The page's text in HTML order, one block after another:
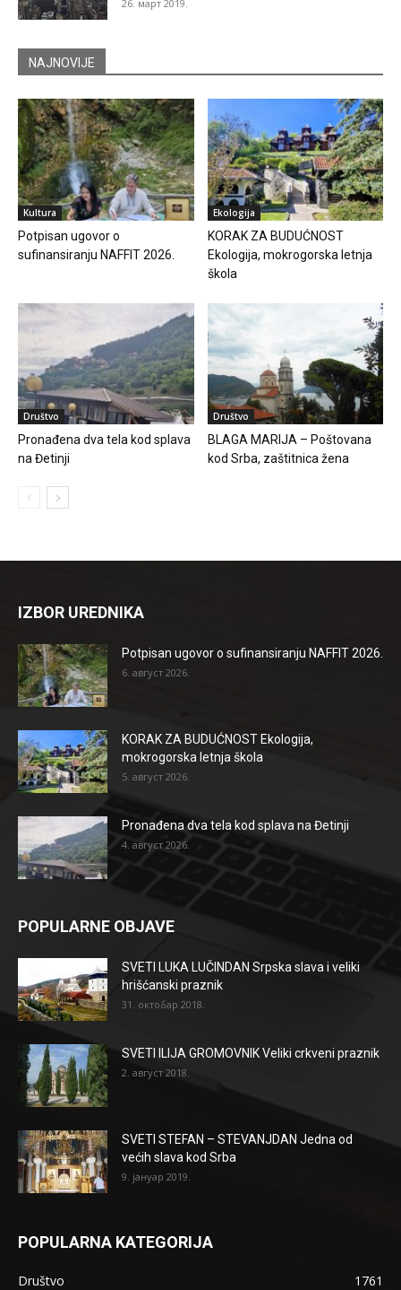
26. март 2019.
NAJNOVIJE
Kultura
Potpisan ugovor o
sufinansiranju NAFFIT 2026.
Ekologija
KORAK ZA BUDUĆNOST
Ekologija, mokrogorska letnja
škola
Društvo
Pronađena dva tela kod splava
na Đetinji
Društvo
BLAGA MARIJA – Poštovana
kod Srba, zaštitnica žena
IZBOR UREDNIKA
Potpisan ugovor o sufinansiranju NAFFIT 2026.
6. август 2026.
KORAK ZA BUDUĆNOST Ekologija,
mokrogorska letnja škola
5. август 2026.
Pronađena dva tela kod splava na Đetinji
4. август 2026.
POPULARNE OBJAVE
SVETI LUKA LUČINDAN Srpska slava i veliki
hrišćanski praznik
31. октобар 2018.
SVETI ILIJA GROMOVNIK Veliki crkveni praznik
2. август 2018.
SVETI STEFAN – STEVANJDAN Jedna od
većih slava kod Srba
9. јануар 2019.
POPULARNA KATEGORIJA
Društvo
1761